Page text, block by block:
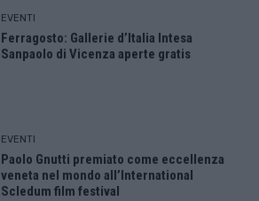
EVENTI
Ferragosto: Gallerie d’Italia Intesa
Sanpaolo di Vicenza aperte gratis
EVENTI
Paolo Gnutti premiato come eccellenza
veneta nel mondo all’International
Scledum film festival